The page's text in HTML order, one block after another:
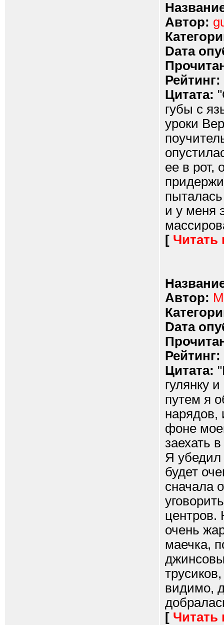
Автор:
Dата
Рейтинг:
Цитата:
губы с
уроки
ее в рот,
и у меня
[ Читать
Автор:
Dата
Рейтинг:
Цитата:
гулянку
путем я
нарядов,
фоне
заехать
Я убедил
будет
сначала
центров.
очень
маечка,
видимо,
[ Читать